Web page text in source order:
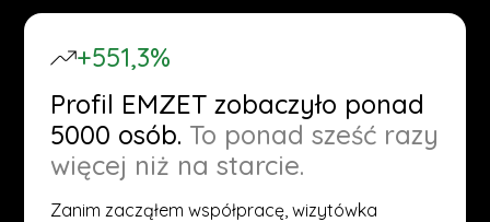
+551,3%
Profil EMZET zobaczyło ponad
5000 osób. To ponad sześć razy
więcej niż na starcie.
Zanim zacząłem współpracę, wizytówka